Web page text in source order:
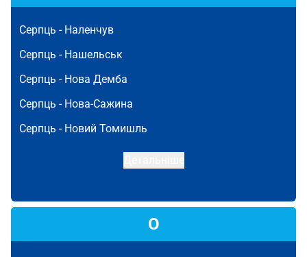
Серпць - Наленчув
Серпць - Нашельськ
Серпць - Нова Демба
Серпць - Нова-Сажина
Серпць - Новий Томишль
О